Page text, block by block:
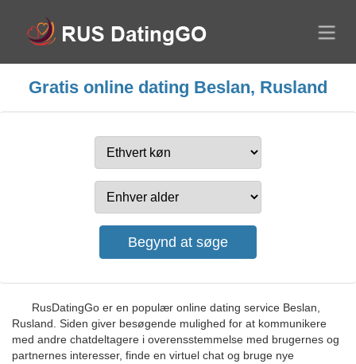
Gratis online dating Beslan, Rusland
RusDatingGo er en populær online dating service Beslan,
Rusland. Siden giver besøgende mulighed for at kommunikere
med andre chatdeltagere i overensstemmelse med brugernes og
partnernes interesser, finde en virtuel chat og bruge nye